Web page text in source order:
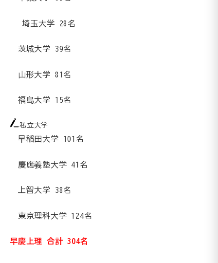
埼玉大学 28名
茨城大学 39名
山形大学 81名
福島大学 15名
私立大学
早稲田大学 101名
慶應義塾大学 41名
上智大学 38名
東京理科大学 124名
早慶上理 合計 304名